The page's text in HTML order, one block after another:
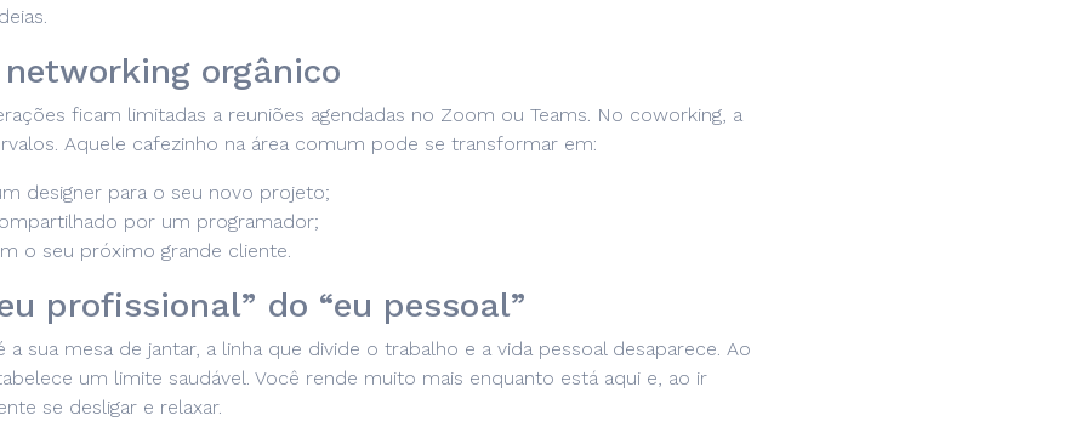
orgânico
ficam limitadas a reuniões agendadas no Zoom ou Teams. No coworking, a
Aquele cafezinho na área comum pode se transformar em:
designer para o seu novo projeto;
por um programador;
o seu próximo grande cliente.
profissional” do “eu pessoal”
sua mesa de jantar, a linha que divide o trabalho e a vida pessoal desaparece. Ao
um limite saudável. Você rende muito mais enquanto está aqui e, ao ir
se desligar e relaxar.